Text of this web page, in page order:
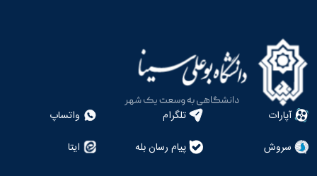
آپارات تلگرام
واتساپ
سروش
پیام رسان بله ایتا